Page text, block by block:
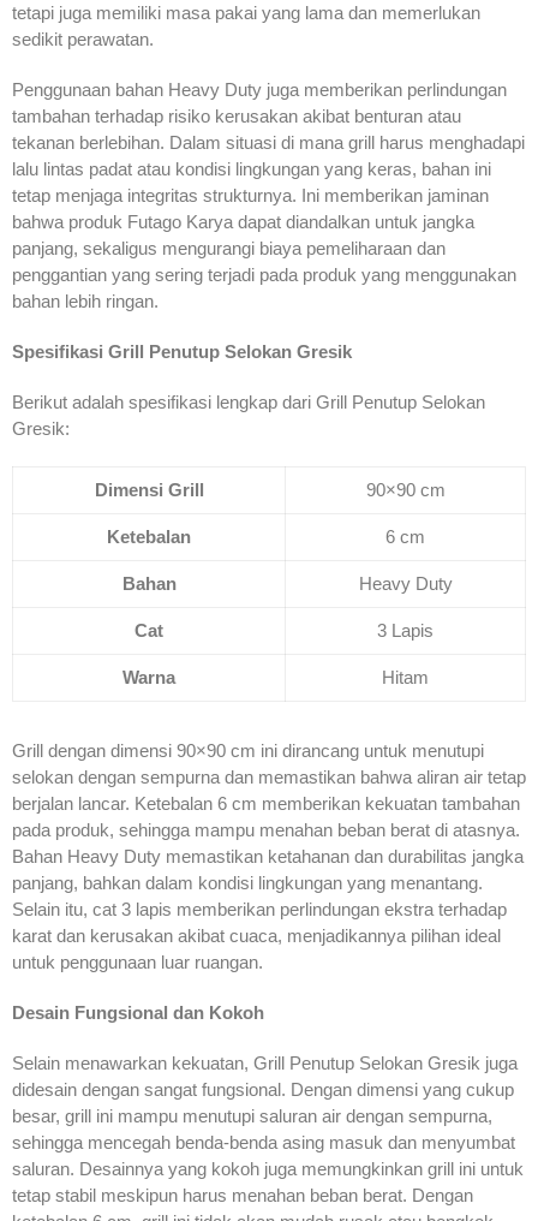
tetapi juga memiliki masa pakai yang lama dan memerlukan
sedikit perawatan.
Penggunaan bahan Heavy Duty juga memberikan perlindungan
tambahan terhadap risiko kerusakan akibat benturan atau
tekanan berlebihan. Dalam situasi di mana grill harus menghadapi
lalu lintas padat atau kondisi lingkungan yang keras, bahan ini
tetap menjaga integritas strukturnya. Ini memberikan jaminan
bahwa produk Futago Karya dapat diandalkan untuk jangka
panjang, sekaligus mengurangi biaya pemeliharaan dan
penggantian yang sering terjadi pada produk yang menggunakan
bahan lebih ringan.
Spesifikasi Grill Penutup Selokan Gresik
Berikut adalah spesifikasi lengkap dari Grill Penutup Selokan
Gresik:
Dimensi Grill 90×90 cm
Ketebalan 6 cm
Bahan Heavy Duty
Cat 3 Lapis
Warna Hitam
Grill dengan dimensi 90×90 cm ini dirancang untuk menutupi
selokan dengan sempurna dan memastikan bahwa aliran air tetap
berjalan lancar. Ketebalan 6 cm memberikan kekuatan tambahan
pada produk, sehingga mampu menahan beban berat di atasnya.
Bahan Heavy Duty memastikan ketahanan dan durabilitas jangka
panjang, bahkan dalam kondisi lingkungan yang menantang.
Selain itu, cat 3 lapis memberikan perlindungan ekstra terhadap
karat dan kerusakan akibat cuaca, menjadikannya pilihan ideal
untuk penggunaan luar ruangan.
Desain Fungsional dan Kokoh
Selain menawarkan kekuatan, Grill Penutup Selokan Gresik juga
didesain dengan sangat fungsional. Dengan dimensi yang cukup
besar, grill ini mampu menutupi saluran air dengan sempurna,
sehingga mencegah benda-benda asing masuk dan menyumbat
saluran. Desainnya yang kokoh juga memungkinkan grill ini untuk
tetap stabil meskipun harus menahan beban berat. Dengan